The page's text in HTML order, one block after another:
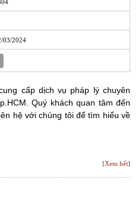
03/2024
cấp dịch vụ pháp lý chuyên
Quý khách quan tâm đến
hệ với chúng tôi để tìm hiểu về
[Xem hết]